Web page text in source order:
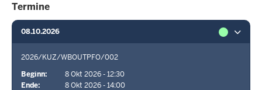
Termine
08.10.2026
2026/KUZ/WBOUTPFO/002
Beginn
8 Okt 2026 - 12:30
Ende
8 Okt 2026 - 14:00